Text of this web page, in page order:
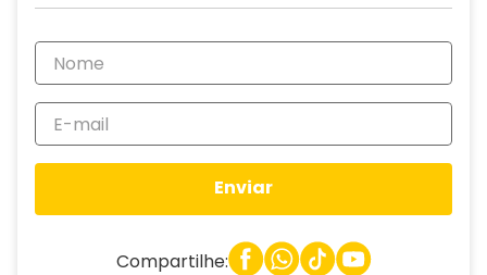
Enviar
Compartilhe: